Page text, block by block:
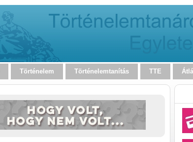
Történelem Történelemtanítás TTE